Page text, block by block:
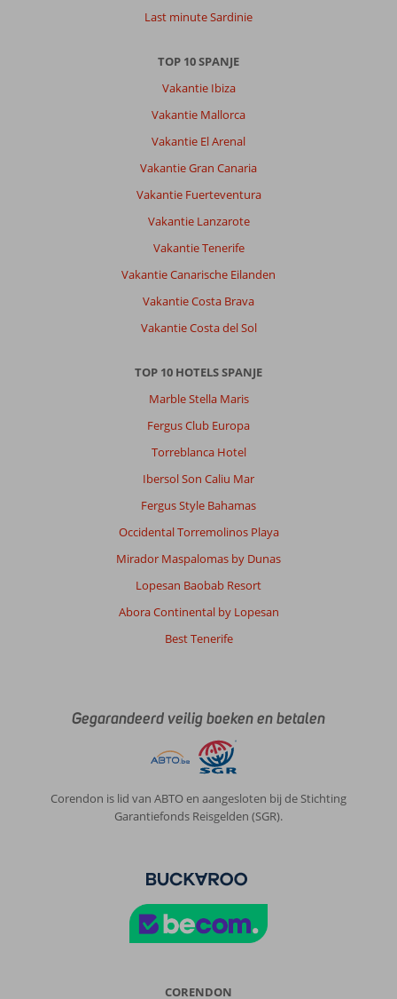
Last minute Sardinie
TOP 10 SPANJE
Vakantie Ibiza
Vakantie Mallorca
Vakantie El Arenal
Vakantie Gran Canaria
Vakantie Fuerteventura
Vakantie Lanzarote
Vakantie Tenerife
Vakantie Canarische Eilanden
Vakantie Costa Brava
Vakantie Costa del Sol
TOP 10 HOTELS SPANJE
Marble Stella Maris
Fergus Club Europa
Torreblanca Hotel
Ibersol Son Caliu Mar
Fergus Style Bahamas
Occidental Torremolinos Playa
Mirador Maspalomas by Dunas
Lopesan Baobab Resort
Abora Continental by Lopesan
Best Tenerife
Gegarandeerd veilig boeken en betalen
Corendon is lid van ABTO en aangesloten bij de Stichting
Garantiefonds Reisgelden (SGR).
CORENDON